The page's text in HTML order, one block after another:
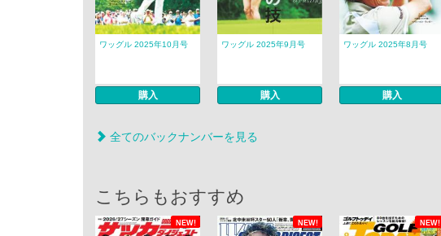
ワッグル 2025年10月号
購入
ワッグル 2025年9月号
購入
ワッグル 2025年8月号
購入
全てのバックナンバーを見る
こちらもおすすめ
NEW! NEW! NEW!